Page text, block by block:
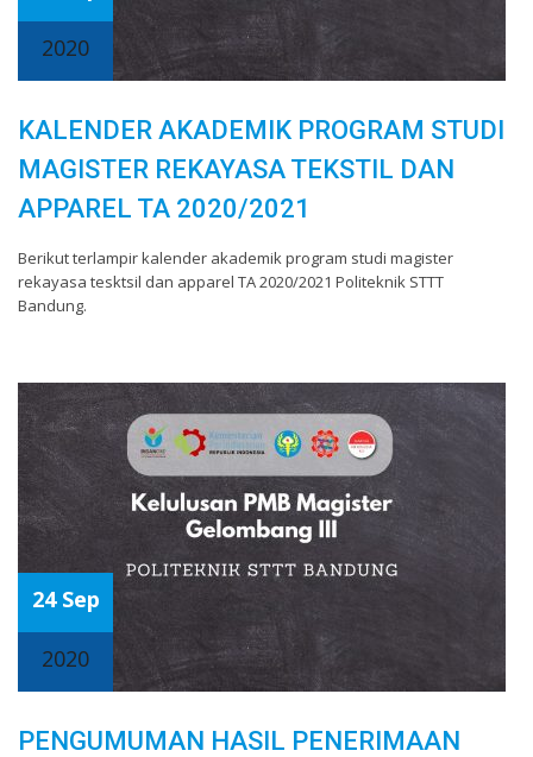
2020
KALENDER AKADEMIK PROGRAM STUDI
MAGISTER REKAYASA TEKSTIL DAN
APPAREL TA 2020/2021
Berikut terlampir kalender akademik program studi magister
rekayasa tesktsil dan apparel TA 2020/2021 Politeknik STTT
Bandung.
24 Sep
2020
PENGUMUMAN HASIL PENERIMAAN